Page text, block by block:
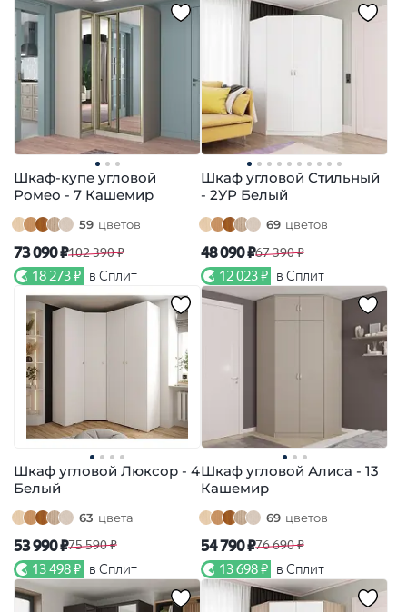
Шкаф-купе угловой
Ромео - 7 Кашемир
59 цветов
73 090 ₽102 390 ₽
18 273 ₽ в Сплит
Шкаф угловой Стильный
- 2УР Белый
69 цветов
48 090 ₽67 390 ₽
12 023 ₽ в Сплит
Шкаф угловой Люксор - 4
Белый
63 цвета
53 990 ₽75 590 ₽
13 498 ₽ в Сплит
Шкаф угловой Алиса - 13
Кашемир
69 цветов
54 790 ₽76 690 ₽
13 698 ₽ в Сплит